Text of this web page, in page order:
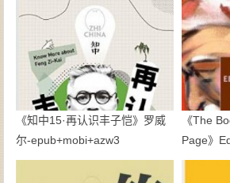
《知中15·再认识丰子恺》罗威
尔-epub+mobi+azw3
《The
Page》